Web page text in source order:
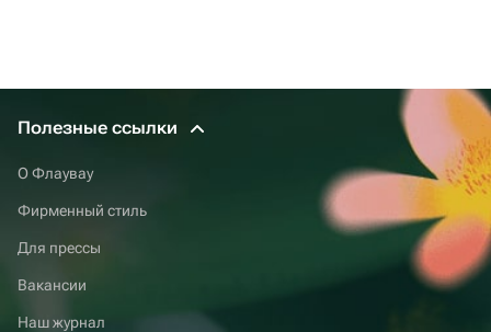
Полезные ссылки
О Флаувау
Фирменный стиль
Для прессы
Вакансии
Наш журнал